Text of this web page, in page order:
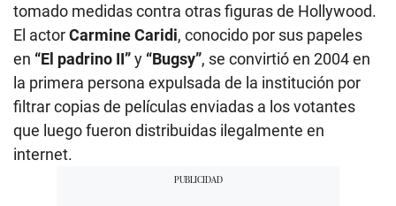
tomado medidas contra otras figuras de Hollywood.
El actorCarmine Caridi, conocido por sus papeles
en “El padrino II”y “Bugsy”, se convirtió en 2004 en
la primera persona expulsada de la institución por
filtrar copias de películas enviadas a los votantes
que luego fueron distribuidas ilegalmente en
internet.